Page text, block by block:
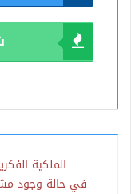
الملكية
في حالة وجود